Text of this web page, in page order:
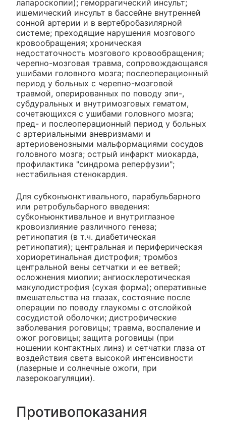
лапароскопии); геморрагический инсульт;
ишемический инсульт в бассейне внутренней
сонной артерии и в вертебробазилярной
системе; преходящие нарушения мозгового
кровообращения; хроническая
недостаточность мозгового кровообращения;
черепно-мозговая травма, сопровождающаяся
ушибами головного мозга; послеоперационный
период у больных с черепно-мозговой
травмой, оперированных по поводу эпи-,
субдуральных и внутримозговых гематом,
сочетающихся с ушибами головного мозга;
пред- и послеоперационный период у больных
с артериальными аневризмами и
артериовенозными мальформациями сосудов
головного мозга; острый инфаркт миокарда,
профилактика "синдрома реперфузии";
нестабильная стенокардия.
Для субконъюнктивального, парабульбарного
или ретробульбарного введения:
субконъюнктивальное и внутриглазное
кровоизлияние различного генеза;
ретинопатия (в т.ч. диабетическая
ретинопатия); центральная и периферическая
хориоретинальная дистрофия; тромбоз
центральной вены сетчатки и ее ветвей;
осложнения миопии; ангиосклеротическая
макулодистрофия (сухая форма); оперативные
вмешательства на глазах, состояние после
операции по поводу глаукомы с отслойкой
сосудистой оболочки; дистрофические
заболевания роговицы; травма, воспаление и
ожог роговицы; защита роговицы (при
ношении контактных линз) и сетчатки глаза от
воздействия света высокой интенсивности
(лазерные и солнечные ожоги, при
лазерокоагуляции).
Противопоказания